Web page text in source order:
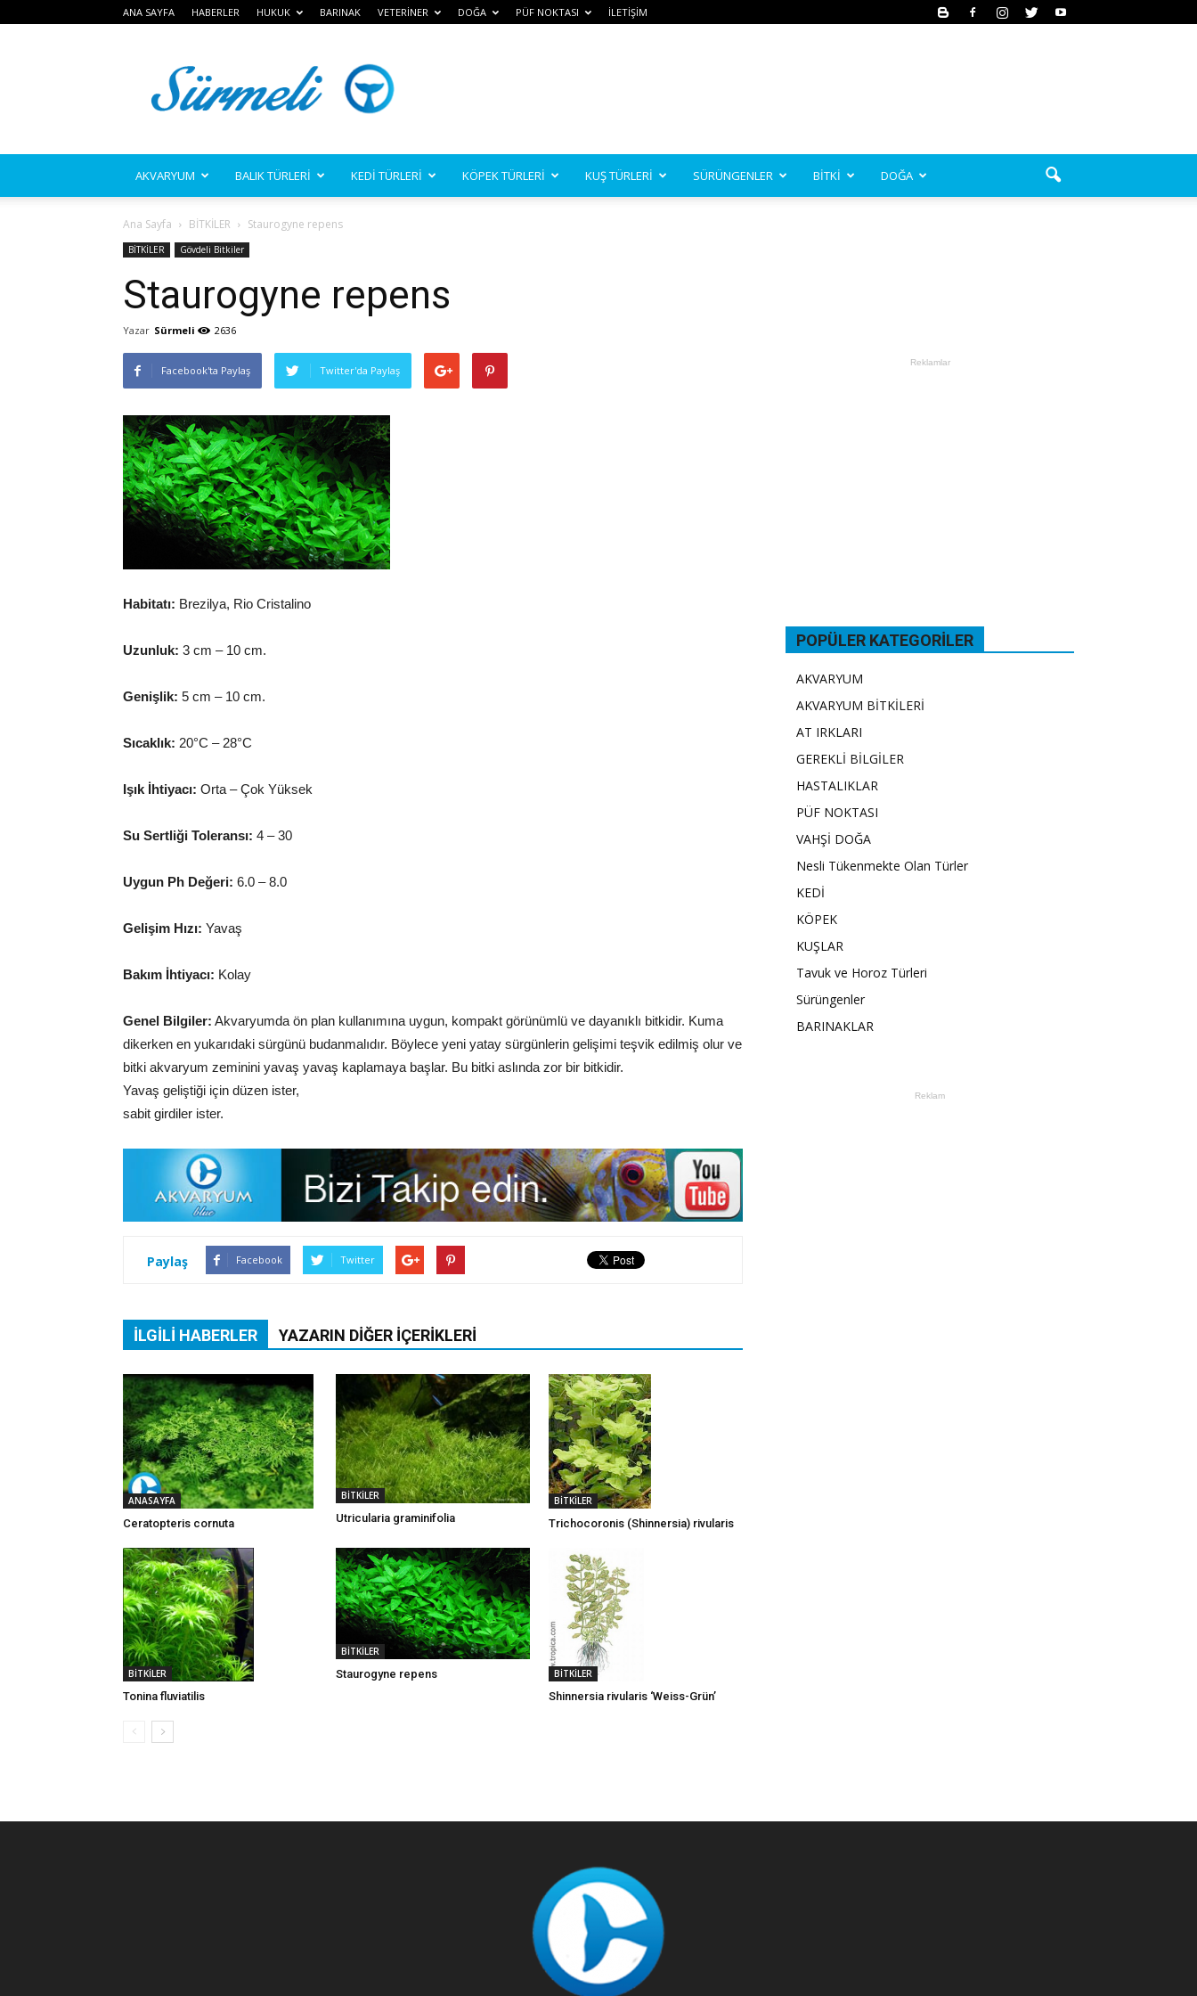
ANA SAYFA HABERLER HUKUK BARINAK VETERİNER DOĞA PÜF NOKTASI İLETİŞİM
AKVARYUM BALIK TÜRLERİ KEDİ TÜRLERİ KÖPEK TÜRLERİ KUŞ TÜRLERİ SÜRÜNGENLER BİTKİ DOĞA
Ana Sayfa BİTKİLER Staurogyne repens
BİTKİLER Gövdeli Bitkiler
Staurogyne repens
Yazar Sürmeli 2636
Facebook'ta Paylaş Twitter'da Paylaş
Habitatı: Brezilya, Rio Cristalino
Uzunluk: 3 cm – 10 cm.
Genişlik: 5 cm – 10 cm.
Sıcaklık: 20°C – 28°C
Işık İhtiyacı: Orta – Çok Yüksek
Su Sertliği Toleransı: 4 – 30
Uygun Ph Değeri: 6.0 – 8.0
Gelişim Hızı: Yavaş
Bakım İhtiyacı: Kolay
Genel Bilgiler: Akvaryumda ön plan kullanımına uygun, kompakt görünümlü ve dayanıklı bitkidir. Kuma
dikerken en yukarıdaki sürgünü budanmalıdır. Böylece yeni yatay sürgünlerin gelişimi teşvik edilmiş olur ve
bitki akvaryum zeminini yavaş yavaş kaplamaya başlar. Bu bitki aslında zor bir bitkidir.
Yavaş geliştiği için düzen ister,
sabit girdiler ister.
Paylaş Facebook Twitter
İLGILI HABERLER YAZARIN DIĞER İÇERIKLERI
ANASAYFA
Ceratopteris cornuta
BİTKİLER
Utricularia graminifolia
BİTKİLER
Trichocoronis (Shinnersia) rivularis
BİTKİLER
Tonina fluviatilis
BİTKİLER
Staurogyne repens BİTKİLER
Shinnersia rivularis ‘Weiss-Grün’
Reklamlar
POPÜLER KATEGORILER
AKVARYUM
AKVARYUM BİTKİLERİ
AT IRKLARI
GEREKLİ BİLGİLER
HASTALIKLAR
PÜF NOKTASI
VAHŞİ DOĞA
Nesli Tükenmekte Olan Türler
KEDİ
KÖPEK
KUŞLAR
Tavuk ve Horoz Türleri
Sürüngenler
BARINAKLAR
Reklam